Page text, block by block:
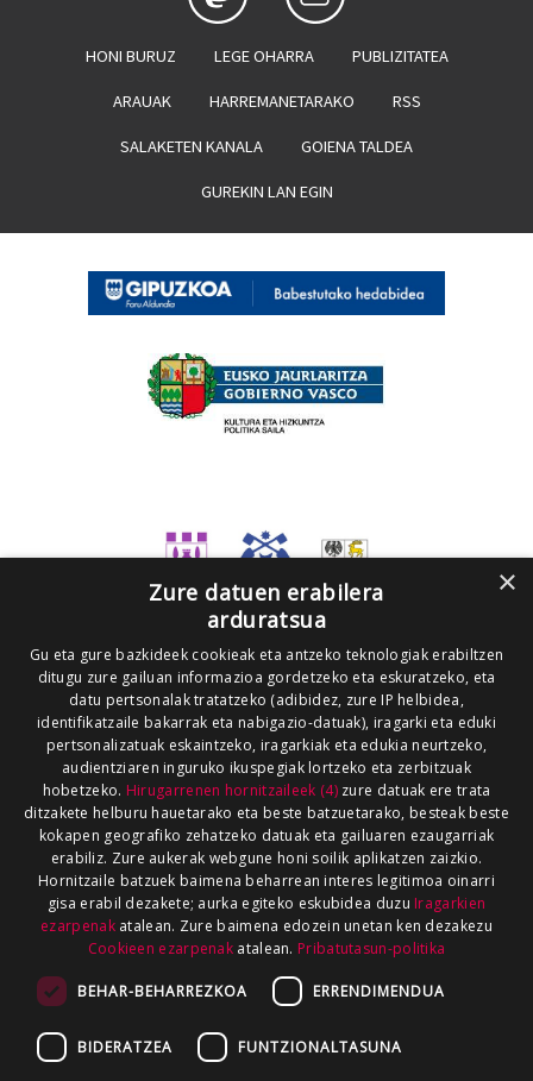
HONI BURUZ LEGE OHARRA PUBLIZITATEA
ARAUAK HARREMANETARAKO RSS
SALAKETEN KANALA GOIENA TALDEA
GUREKIN LAN EGIN
×
Zure datuen erabilera
arduratsua
Gu eta gure bazkideek cookieak eta antzeko teknologiak erabiltzen
ditugu zure gailuan informazioa gordetzeko eta eskuratzeko, eta
datu pertsonalak tratatzeko (adibidez, zure IP helbidea,
identifikatzaile bakarrak eta nabigazio-datuak), iragarki eta eduki
pertsonalizatuak eskaintzeko, iragarkiak eta edukia neurtzeko,
audientziaren inguruko ikuspegiak lortzeko eta zerbitzuak
hobetzeko. Hirugarrenen hornitzaileek (4)zure datuak ere trata
ditzakete helburu hauetarako eta beste batzuetarako, besteak beste
kokapen geografiko zehatzeko datuak eta gailuaren ezaugarriak
erabiliz. Zure aukerak webgune honi soilik aplikatzen zaizkio.
Hornitzaile batzuek baimena beharrean interes legitimoa oinarri
gisa erabil dezakete; aurka egiteko eskubidea duzu Iragarkien
ezarpenakatalean. Zure baimena edozein unetan ken dezakezu
Cookieen ezarpenak atalean. Pribatutasun-politika
BEHAR-BEHARREZKOA ERRENDIMENDUA
BIDERATZEA FUNTZIONALTASUNA